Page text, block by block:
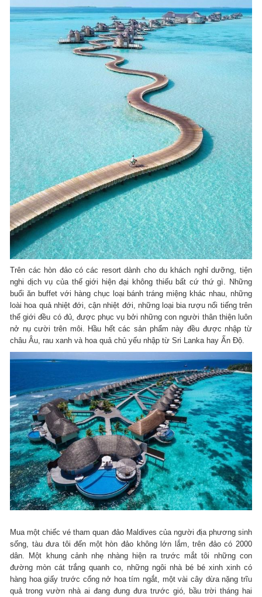
Trên các hòn đảo có các resort dành cho du khách nghỉ dưỡng, tiện
nghi dịch vụ của thế giới hiện đại không thiếu bất cứ thứ gì. Những
buổi ăn buffet với hàng chục loại bánh tráng miệng khác nhau, những
loài hoa quả nhiệt đới, cận nhiệt đới, những loại bia rượu nổi tiếng trên
thế giới đều có đủ, được phục vụ bởi những con người thân thiện luôn
nở nụ cười trên môi. Hầu hết các sản phẩm này đều được nhập từ
châu Âu, rau xanh và hoa quả chủ yếu nhập từ Sri Lanka hay Ấn Độ.
Mua một chiếc vé tham quan đảo Maldives của người địa phương sinh
sống, tàu đưa tôi đến một hòn đảo không lớn lắm, trên đảo có 2000
dân. Một khung cảnh nhẹ nhàng hiện ra trước mắt tôi những con
đường mòn cát trắng quanh co, những ngôi nhà bé bé xinh xinh có
hàng hoa giấy trước cổng nở hoa tím ngắt, một vài cây dừa nặng trĩu
quả trong vườn nhà ai đang đung đưa trước gió, bầu trời tháng hai